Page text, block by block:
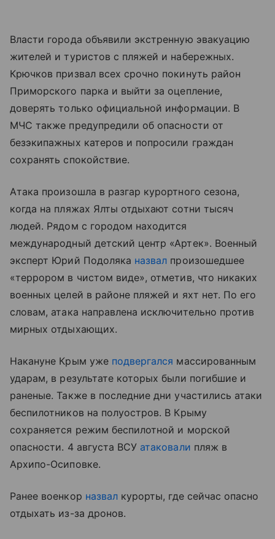
Власти города объявили экстренную эвакуацию
жителей и туристов с пляжей и набережных.
Крючков призвал всех срочно покинуть район
Приморского парка и выйти за оцепление,
доверять только официальной информации. В
МЧС также предупредили об опасности от
безэкипажных катеров и попросили граждан
сохранять спокойствие.
Атака произошла в разгар курортного сезона,
когда на пляжах Ялты отдыхают сотни тысяч
людей. Рядом с городом находится
международный детский центр «Артек». Военный
эксперт Юрий Подоляка назвал произошедшее
«террором в чистом виде», отметив, что никаких
военных целей в районе пляжей и яхт нет. По его
словам, атака направлена исключительно против
мирных отдыхающих.
Накануне Крым уже подвергался массированным
ударам, в результате которых были погибшие и
раненые. Также в последние дни участились атаки
беспилотников на полуостров. В Крыму
сохраняется режим беспилотной и морской
опасности. 4 августа ВСУ атаковали пляж в
Архипо-Осиповке.
Ранее военкор назвалкурорты, где сейчас опасно
отдыхать из-за дронов.